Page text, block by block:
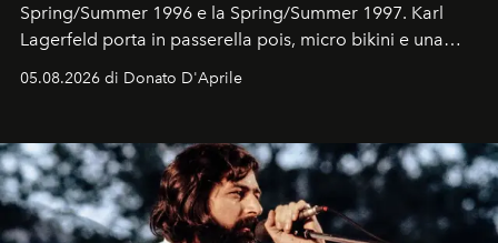
Spring/Summer 1996 e la Spring/Summer 1997. Karl
Lagerfeld porta in passerella pois, micro bikini e una
Kate, Claudia e Carla una dietro l'altra. Trent'anni dopo,
uno dei documenti più contemporanei che abbiamo.
05.08.2026 di Donato D'Aprile